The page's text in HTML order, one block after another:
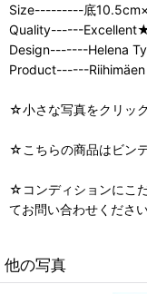
Size---------底
Quality------
Design-------Helena
Product------Riihimäen
☆小さな写真をクリッ
☆こちらの商品はビン
☆コンディションにこ
てお問い合わせください
他の写真